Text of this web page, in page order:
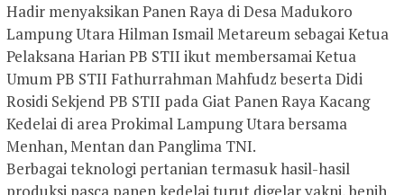
Hadir menyaksikan Panen Raya di Desa Madukoro
Lampung Utara Hilman Ismail Metareum sebagai Ketua
Pelaksana Harian PB STII ikut membersamai Ketua
Umum PB STII Fathurrahman Mahfudz beserta Didi
Rosidi Sekjend PB STII pada Giat Panen Raya Kacang
Kedelai di area Prokimal Lampung Utara bersama
Menhan, Mentan dan Panglima TNI.
Berbagai teknologi pertanian termasuk hasil-hasil